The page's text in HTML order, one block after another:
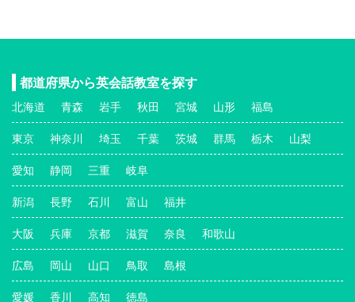
都道府県から英会話教室を探す
北海道 青森 岩手 秋田 宮城 山形 福島
東京 神奈川 埼玉 千葉 茨城 群馬 栃木 山梨
愛知 静岡 三重 岐阜
新潟 長野 石川 富山 福井
大阪 兵庫 京都 滋賀 奈良 和歌山
広島 岡山 山口 鳥取 島根
愛媛 香川 高知 徳島